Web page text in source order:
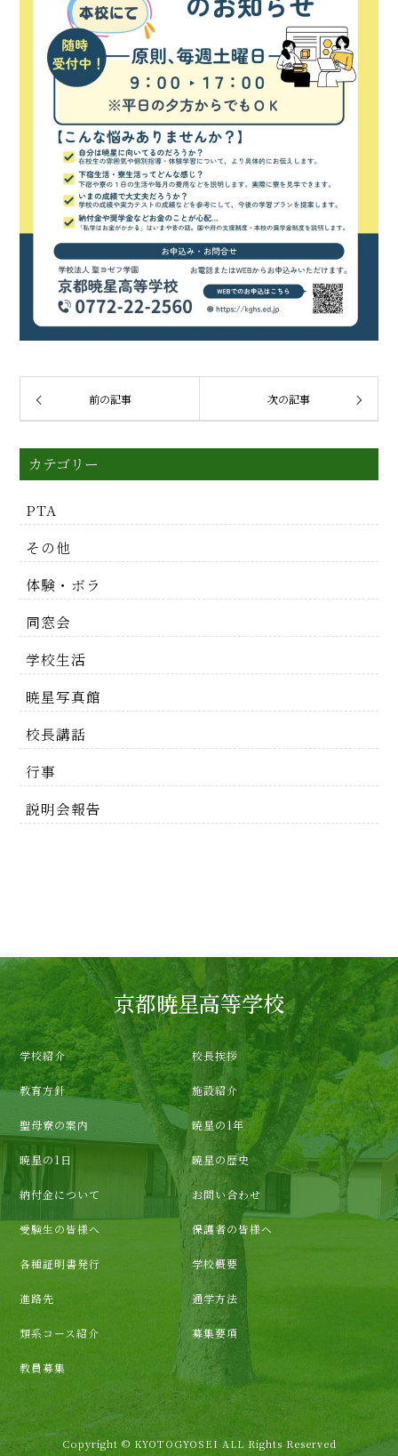
前の記事 次の記事
カテゴリー
PTA
その他
体験・ボラ
同窓会
学校生活
暁星写真館
校長講話
行事
説明会報告
京都暁星高等学校
学校紹介 校長挨拶
教育方針 施設紹介
聖母寮の案内 暁星の1年
暁星の1日 暁星の歴史
納付金について お問い合わせ
受験生の皆様へ 保護者の皆様へ
各種証明書発行 学校概要
進路先 通学方法
類系コース紹介 募集要項
教員募集
Copyright © KYOTOGYOSEI ALL Rights Reserved